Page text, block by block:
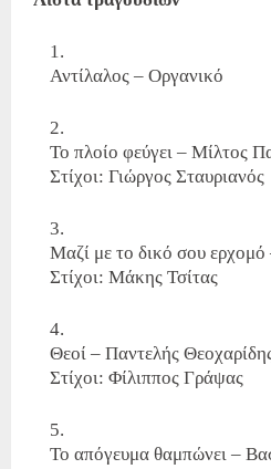
Αντίλαλος – Οργανικό
Το πλοίο φεύγει – Μίλτος
Στίχοι: Γιώργος Σταυριανός
Μαζί με το δικό σου
Στίχοι: Μάκης Τσίτας
Θεοί – Παντελής
Στίχοι: Φίλιππος Γράψας
Το απόγευμα θαμπώνει –